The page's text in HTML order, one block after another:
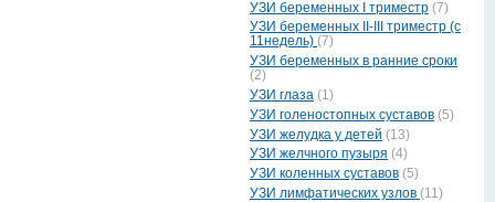
УЗИ беременных I триместр (7)
УЗИ беременных II-III триместр (с
11недель) (7)
УЗИ беременных в ранние сроки
(2)
УЗИ глаза (1)
УЗИ голеностопных суставов (5)
УЗИ желудка у детей (13)
УЗИ желчного пузыря (4)
УЗИ коленных суставов (5)
УЗИ лимфатических узлов (11)